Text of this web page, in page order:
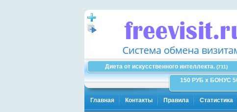
Диета от искусственного интеллекта. (711)
150 РУБ x БОНУС
Главная Контакты Правила Статистика